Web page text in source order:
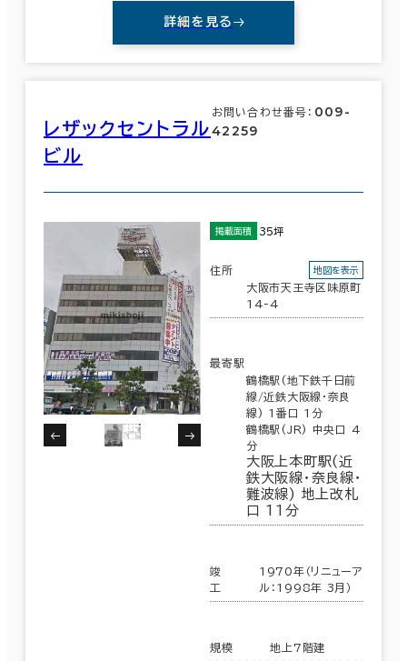
詳細を見る
レザックセントラル
ビル
お問い合わせ番号： 009-
42259
掲載面積 35坪
住所
大阪市天王寺区味原町
14-4
地図を表示
最寄駅
鶴橋駅(地下鉄千日前
線/近鉄大阪線･奈良
線) 1番口 1分
鶴橋駅(JR) 中央口 4
分
大阪上本町駅(近
鉄大阪線･奈良線･
難波線) 地上改札
口 11分
竣
工
1970年（リニューア
ル：1998年 3月）
規模 地上7階建